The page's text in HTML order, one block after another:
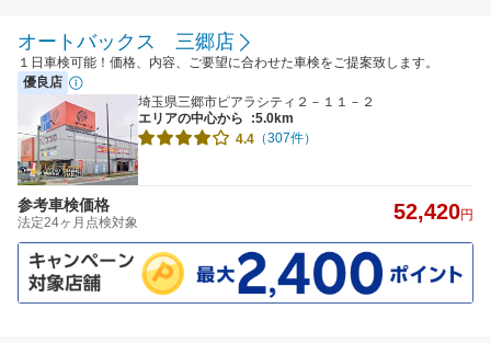
オートバックス 三郷店
１日車検可能！価格、内容、ご要望に合わせた車検をご提案致します。
優良店
埼玉県三郷市ピアラシティ２－１１－２
エリアの中心から
:5.0km
4.4 （307件）
参考車検価格
法定24ヶ月点検対象 52,420円